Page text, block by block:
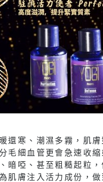
還寒、潮濕多霧，肌
毛細血管更會急速收
暗啞、甚至粗糙起粒
肌膚注入活力成份，